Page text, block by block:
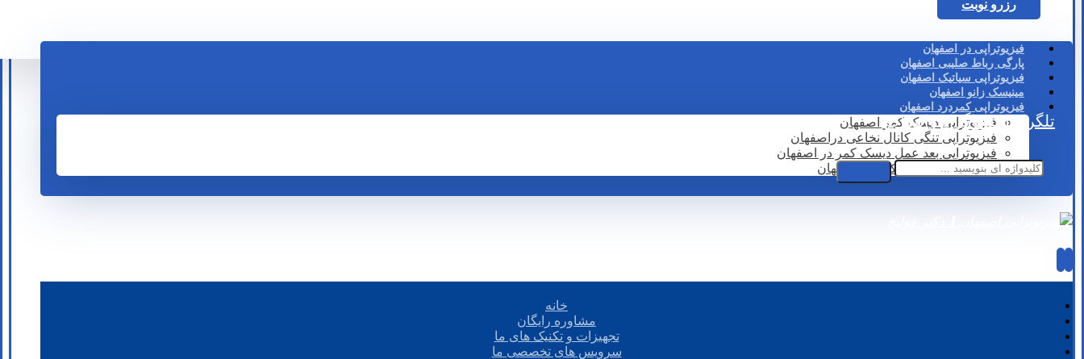
رزرو نوبت
فیزیوتراپی در اصفهان
پارگی رباط صلیبی اصفهان
فیزیوتراپی سیاتیک اصفهان
مینیسک زانو اصفهان
فیزیوتراپی کمردرد اصفهان
فیزیوتراپی دیسک کمر اصفهان
فیزیوتراپی تنگی کانال نخاعی دراصفهان
فیزیوتراپی بعد عمل دیسک کمر در اصفهان
لیزر درمانی دیسک کمر در اصفهان
تلگرام اینستاگرام واتساپ
خانه
مشاوره رایگان
تجهیزات و تکنیک های ما
سرویس های تخصصی ما